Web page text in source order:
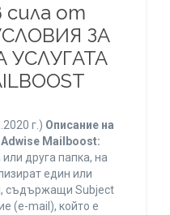
сила от
ЗА
УСЛУГАТА
г.) Описание на
Adwise Mailboost:
друга папка, на
един или
съдържащи Subject
(e-mail), който е